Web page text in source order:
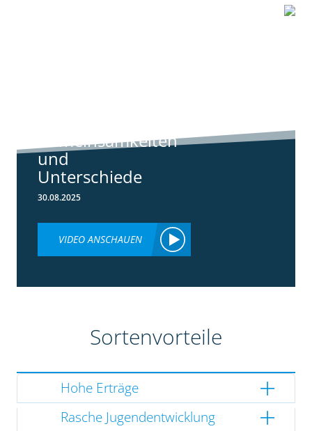
Gemeinsamkeiten
und
Unterschiede
30.08.2025
VIDEO ANSCHAUEN
Sortenvorteile
Hohe Erträge
Rasche Jugendentwicklung